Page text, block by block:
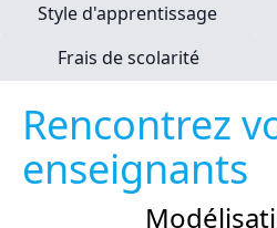
Style d'apprentissage
Frais de scolarité
Rencontrez
enseignants